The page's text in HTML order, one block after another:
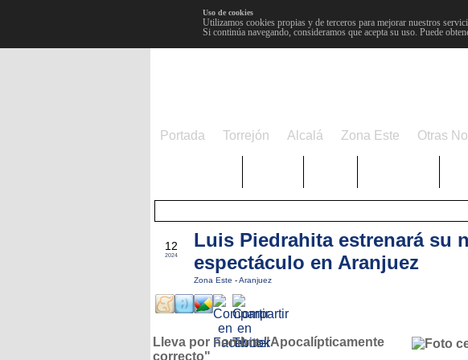
Uso de cookies
Utilizamos cookies propias y de terceros para mejorar nuestros
Si continúa navegando, consideramos que acepta su uso. Puede
Portada Torrejón Alcalá Zona Este Otras
12
2024
Luis Piedrahita estrenará su
espectáculo en Aranjuez
Zona Este -Aranjuez
Lleva por nombre "Apocalípticamente
correcto"